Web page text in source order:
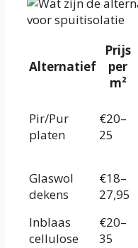
Alternatief
Prijs
per
m²
Pir/Pur
platen
€20–
25
Glaswol
dekens
€18–
27,95
Inblaas
cellulose
€20–
35